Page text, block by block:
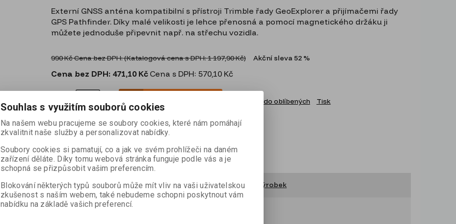
Externí GNSS anténa kompatibilní s přístroji Trimble řady GeoExplorer a přijímačemi řady
GPS Pathfinder. Díky malé velikosti je lehce přenosná a pomocí magnetického držáku ji
můžete jednoduše připevnit např. na střechu vozidla.
990 Kč Cena bez DPH:(Katalogová cena s DPH:1 197,90 Kč) Akční sleva 52 %
Cena bez DPH: 471,10 Kč Cena s DPH: 570,10 Kč

ks Přidat do košíku Přidat do oblíbených Tisk
Dotaz na výrobek Doporučit výrobek
Souhlas s využitím souborů cookies
Na našem webu pracujeme se soubory cookies, které nám pomáhají
zkvalitnit naše služby a personalizovat nabídky.
Soubory cookies si pamatují, co a jak ve svém prohlížeči na daném
zařízení děláte. Díky tomu webová stránka funguje podle vás a je
schopná se přizpůsobit vašim preferencím.
Blokování některých typů souborů může mít vliv na vaši uživatelskou
zkušenost s naším webem, také nebudeme schopni poskytnout vám
nabídku na základě vašich preferencí.